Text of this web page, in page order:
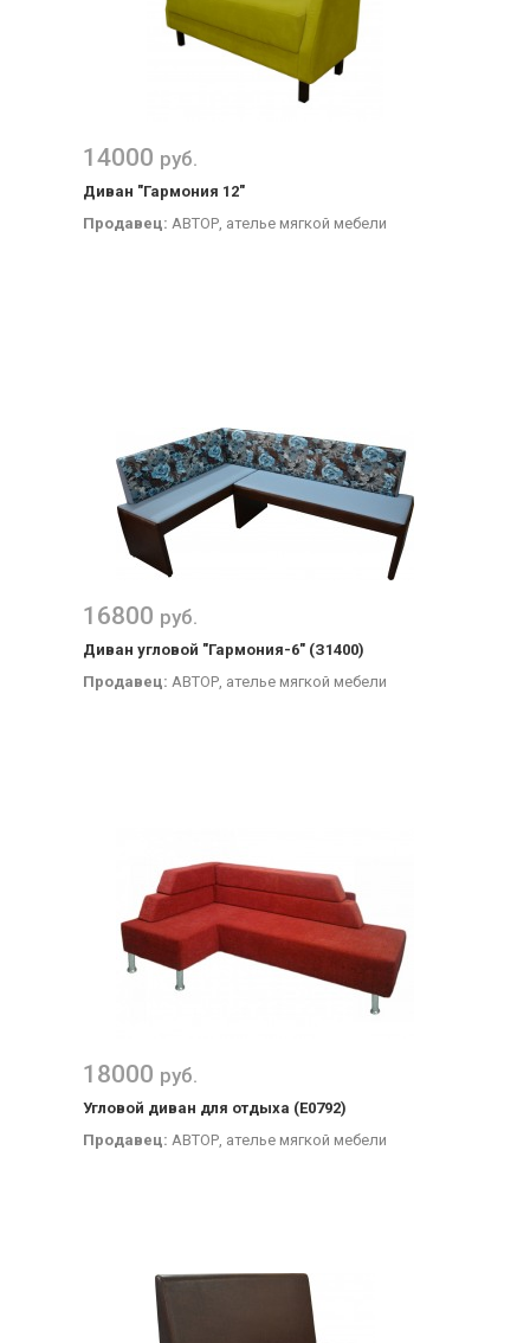
14000 руб.
Диван "Гармония 12"
Продавец: АВТОР, ателье мягкой мебели
16800 руб.
Диван угловой "Гармония-6" (З1400)
Продавец: АВТОР, ателье мягкой мебели
18000 руб.
Угловой диван для отдыха (Е0792)
Продавец: АВТОР, ателье мягкой мебели